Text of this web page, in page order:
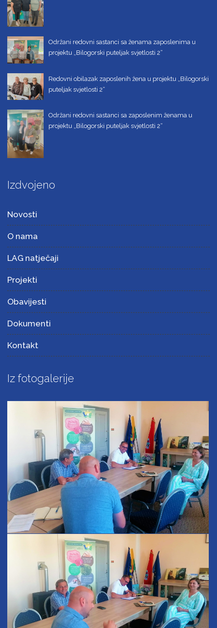
Održani redovni sastanci sa ženama zaposlenima u
projektu „Bilogorski puteljak svjetlosti 2“
Redovni obilazak zaposlenih žena u projektu „Bilogorski
puteljak svjetlosti 2“
Održani redovni sastanci sa zaposlenim ženama u
projektu „Bilogorski puteljak svjetlosti 2“
Izdvojeno
Novosti
O nama
LAG natječaji
Projekti
Obavijesti
Dokumenti
Kontakt
Iz fotogalerije